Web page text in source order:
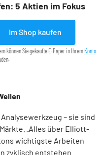
5 Aktien im Fokus
Im Shop kaufen
können Sie gekaufte E-Paper in IhremKonto
– sie sind
„Alles über Elliott-
wichtigste Arbeiten
zyklisch entstehen.